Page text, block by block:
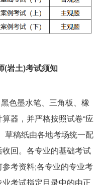
(岩土)考试须知
色墨水笔、三角板、橡
器，并严格按照试卷“应
草稿纸由各地考场统一配
回。各专业的基础考试
考资料;各专业的专业考
考试指定目录中的由正